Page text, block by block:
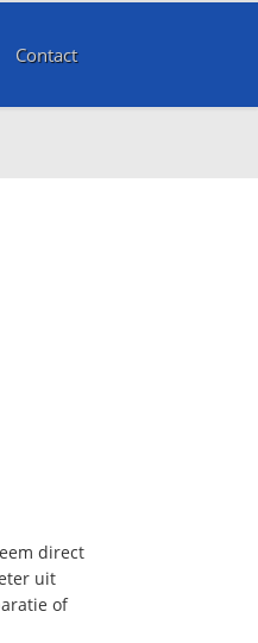
Contact
direct
uit
of